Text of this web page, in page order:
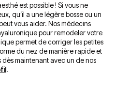
est possible ! Si vous ne
qu’il a une légère bosse ou un
vous aider. Nos médecins
pour remodeler votre
permet de corriger les petites
du nez de manière rapide et
maintenant avec un de nos
.